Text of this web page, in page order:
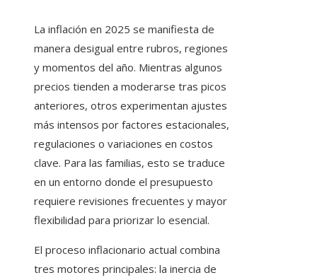
La inflación en 2025 se manifiesta de
manera desigual entre rubros, regiones
y momentos del año. Mientras algunos
precios tienden a moderarse tras picos
anteriores, otros experimentan ajustes
más intensos por factores estacionales,
regulaciones o variaciones en costos
clave. Para las familias, esto se traduce
en un entorno donde el presupuesto
requiere revisiones frecuentes y mayor
flexibilidad para priorizar lo esencial.
El proceso inflacionario actual combina
tres motores principales: la inercia de